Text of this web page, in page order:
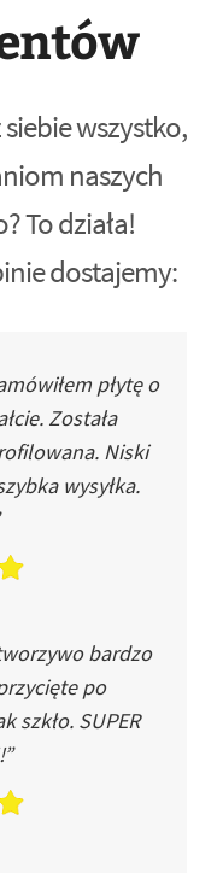
wszystko,
naszych
To działa!
dostajemy:
płytę o
Została
Niski
wysyłka.
bardzo
po
szkło. SUPER